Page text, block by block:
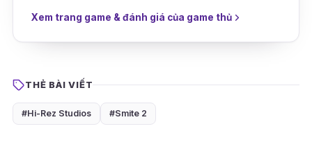
Xem trang game & đánh giá của game thủ
THẺ BÀI VIẾT
#Hi-Rez Studios #Smite 2